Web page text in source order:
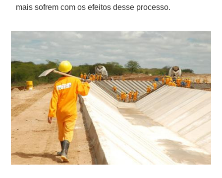
mais sofrem com os efeitos desse processo.